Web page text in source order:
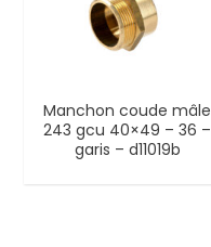
Manchon coude mâle
243 gcu 40×49 – 36 –
garis – d11019b